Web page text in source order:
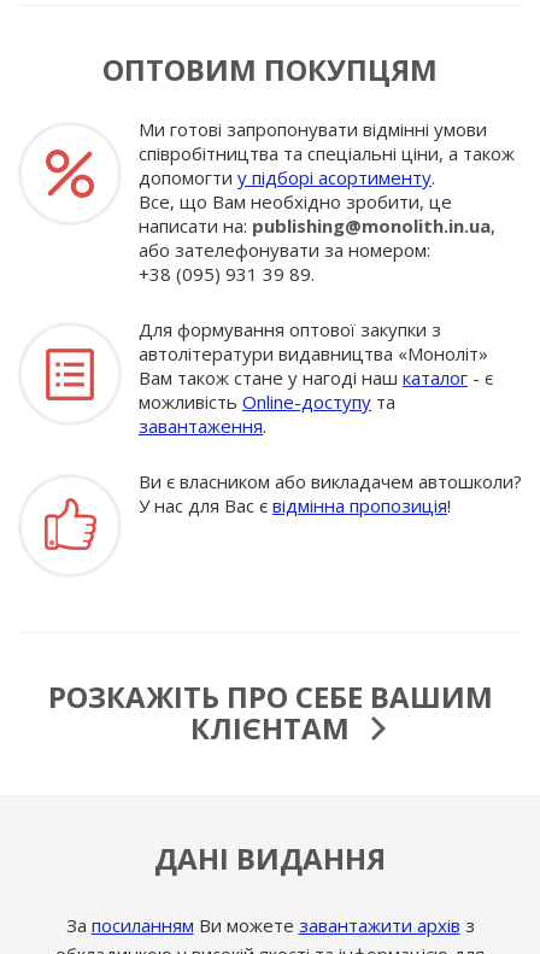
ОПТОВИМ ПОКУПЦЯМ
Ми готові запропонувати відмінні умови
співробітництва та спеціальні ціни, а також
допомогти у підборі асортименту.
Все, що Вам необхідно зробити, це
написати на: publishing@monolith.in.ua,
або зателефонувати за номером:
+38 (095) 931 39 89.
Для формування оптової закупки з
автолітератури видавництва «Моноліт»
Вам також стане у нагоді наш каталог - є
можливість Online-доступу та
завантаження.
Ви є власником або викладачем автошколи?
У нас для Вас є відмінна пропозиція!
РОЗКАЖІТЬ ПРО СЕБЕ ВАШИМ
КЛІЄНТАМ
ДАНІ ВИДАННЯ
За посиланням Ви можете завантажити архів з